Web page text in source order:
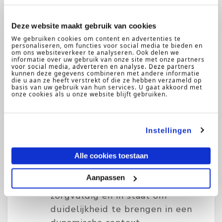
Deze website maakt gebruik van cookies
We gebruiken cookies om content en advertenties te
personaliseren, om functies voor social media te bieden en
om ons websiteverkeer te analyseren. Ook delen we
informatie over uw gebruik van onze site met onze partners
voor social media, adverteren en analyse. Deze partners
kunnen deze gegevens combineren met andere informatie
die u aan ze heeft verstrekt of die ze hebben verzameld op
basis van uw gebruik van hun services. U gaat akkoord met
onze cookies als u onze website blijft gebruiken.
Instellingen
Alle cookies toestaan
Aanpassen
Wat breng jij mee?
Ervaring met reorganisaties
binnen grotere, complexe
organisaties (bij voorkeur in het
onderwijs of de publieke sector).
Je bent gestructureerd,
goed prioriteiten stellen.
verschillende niveaus in de
organisatie.
Je bent stressbestendig,
zorgvuldig en in staat om
duidelijkheid te brengen in een